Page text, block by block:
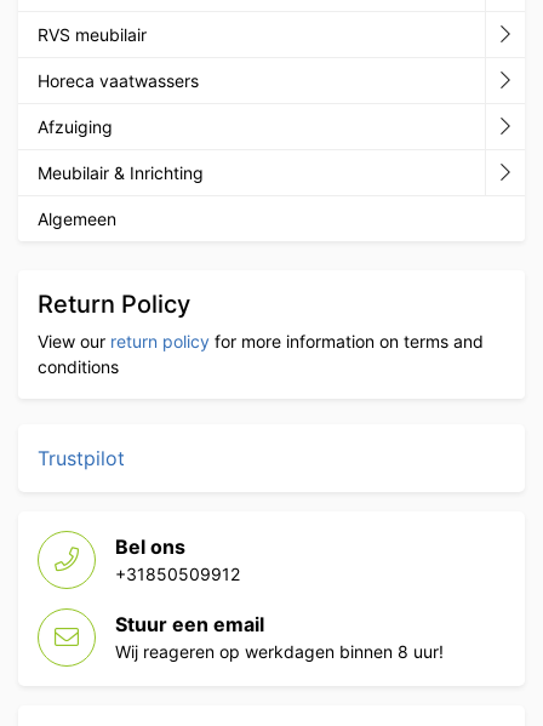
RVS meubilair
Horeca vaatwassers
Afzuiging
Meubilair & Inrichting
Algemeen
Return Policy
View our return policy for more information on terms and
conditions
Trustpilot
Bel ons
+31850509912
Stuur een email
Wij reageren op werkdagen binnen 8 uur!